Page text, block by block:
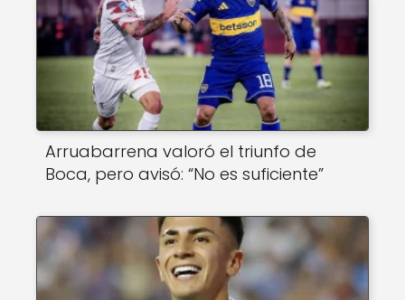
Arruabarrena valoró el triunfo de
Boca, pero avisó: “No es suficiente”